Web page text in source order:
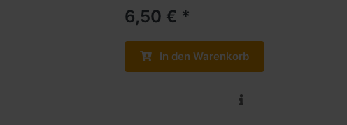
6,50 € *
In den Warenkorb